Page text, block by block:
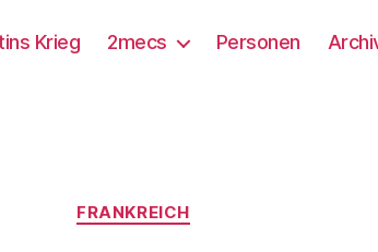
Krieg 2mecs Personen
Kategorien
FRANKREICH